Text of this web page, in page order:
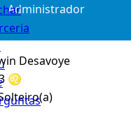
Administrador
Desavoye
♌️